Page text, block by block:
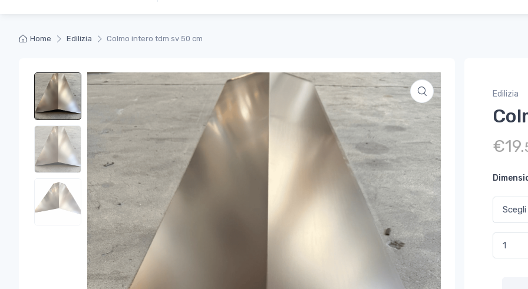
Home Edilizia Colmo intero tdm sv 50 cm
Edilizia
€19.